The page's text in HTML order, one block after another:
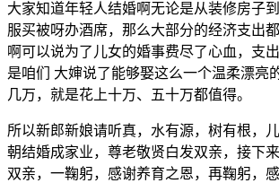
大家知道年轻人结婚啊无论是从装修房子
服买被呀办酒席，那么大部分的经济支出
啊可以说为了儿女的婚事费尽了心血，支
是咱们 大婶说了能够娶这么一个温柔漂亮
几万，就是花上十万、五十万都值得。
所以新郎新娘请听真，水有源，树有根，
朝结婚成家业，尊老敬贤白发双亲，接下
双亲，一鞠躬，感谢养育之恩，再鞠躬，